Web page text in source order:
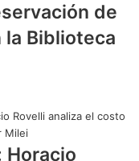
de
Biblioteca
Horacio